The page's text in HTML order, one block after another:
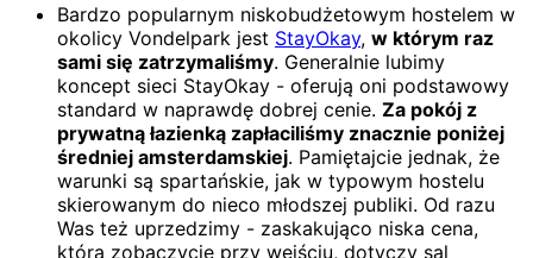
Bardzo popularnym niskobudżetowym hostelem w
okolicy Vondelpark jest StayOkay, w którym raz
sami się zatrzymaliśmy. Generalnie lubimy
koncept sieci StayOkay - oferują oni podstawowy
standard w naprawdę dobrej cenie. Za pokój z
prywatną łazienką zapłaciliśmy znacznie poniżej
średniej amsterdamskiej. Pamiętajcie jednak, że
warunki są spartańskie, jak w typowym hostelu
skierowanym do nieco młodszej publiki. Od razu
Was też uprzedzimy - zaskakująco niska cena,
którą zobaczycie przy wejściu, dotyczy sal